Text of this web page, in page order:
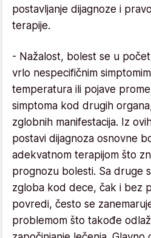
postavljanje dijagnoze i
terapije.
- Nažalost, bolest se u
vrlo nespecifičnim
temperatura ili pojave
simptoma kod drugih
zglobnih manifestacija. Iz
postavi dijagnoza osnovne
adekvatnom terapijom što
prognozu bolesti. Sa druge
zgloba kod dece, čak i bez
povredi, često se
problemom što takođe